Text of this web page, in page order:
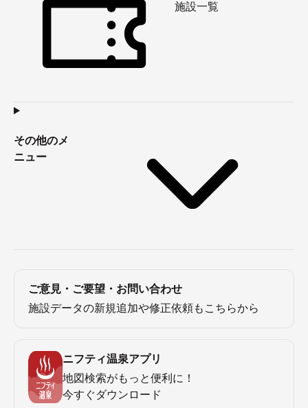
施設一覧
その他のメ
ニュー
ご意見・ご要望・お問い合わせ
施設データの新規追加や修正依頼もこちらから
ニフティ温泉アプリ
地図検索がもっと便利に！
今すぐダウンロード